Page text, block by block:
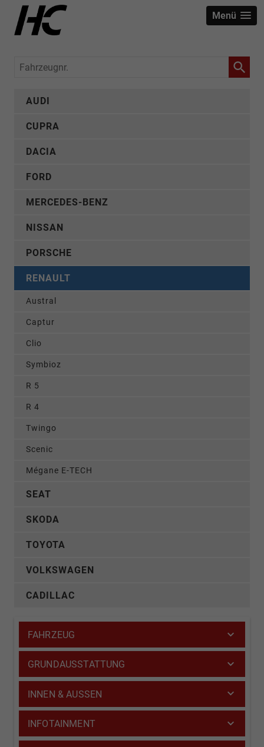
Menü
Fahrzeugnr.
AUDI
CUPRA
DACIA
FORD
MERCEDES-BENZ
NISSAN
PORSCHE
RENAULT
Austral
Captur
Clio
Symbioz
R 5
R 4
Twingo
Scenic
Mégane E-TECH
SEAT
SKODA
TOYOTA
VOLKSWAGEN
CADILLAC
FAHRZEUG
GRUNDAUSSTATTUNG
INNEN & AUSSEN
INFOTAINMENT